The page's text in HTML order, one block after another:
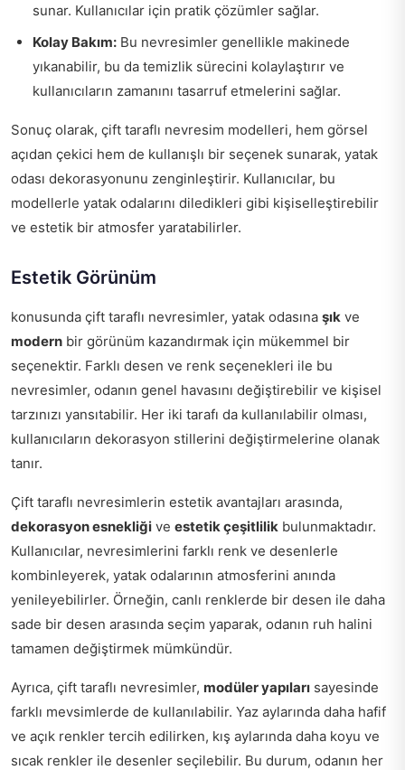
sunar. Kullanıcılar için pratik çözümler sağlar.
Kolay Bakım: Bu nevresimler genellikle makinede
yıkanabilir, bu da temizlik sürecini kolaylaştırır ve
kullanıcıların zamanını tasarruf etmelerini sağlar.
Sonuç olarak, çift taraflı nevresim modelleri, hem görsel
açıdan çekici hem de kullanışlı bir seçenek sunarak, yatak
odası dekorasyonunu zenginleştirir. Kullanıcılar, bu
modellerle yatak odalarını diledikleri gibi kişiselleştirebilir
ve estetik bir atmosfer yaratabilirler.
Estetik Görünüm
konusunda çift taraflı nevresimler, yatak odasına şık ve
modern bir görünüm kazandırmak için mükemmel bir
seçenektir. Farklı desen ve renk seçenekleri ile bu
nevresimler, odanın genel havasını değiştirebilir ve kişisel
tarzınızı yansıtabilir. Her iki tarafı da kullanılabilir olması,
kullanıcıların dekorasyon stillerini değiştirmelerine olanak
tanır.
Çift taraflı nevresimlerin estetik avantajları arasında,
dekorasyon esnekliği ve estetik çeşitlilik bulunmaktadır.
Kullanıcılar, nevresimlerini farklı renk ve desenlerle
kombinleyerek, yatak odalarının atmosferini anında
yenileyebilirler. Örneğin, canlı renklerde bir desen ile daha
sade bir desen arasında seçim yaparak, odanın ruh halini
tamamen değiştirmek mümkündür.
Ayrıca, çift taraflı nevresimler, modüler yapıları sayesinde
farklı mevsimlerde de kullanılabilir. Yaz aylarında daha hafif
ve açık renkler tercih edilirken, kış aylarında daha koyu ve
sıcak renkler ile desenler seçilebilir. Bu durum, odanın her